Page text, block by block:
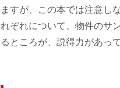
ますが、この本では注意し
れぞれについて、物件のサ
るところが、説得力があっ